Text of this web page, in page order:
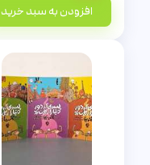
افزودن به سبد خرید